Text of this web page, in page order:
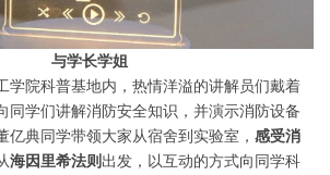
与学长学姐
学院科普基地内，热情洋溢的讲解员们戴着
同学们讲解消防安全知识，并演示消防设备
亿典同学带领大家从宿舍到实验室， 感受消
海因里希法则 出发，以互动的方式向同学科